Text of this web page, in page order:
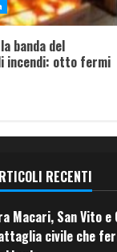
banda del
incendi: otto fermi
RECENTI
Macari, San Vito
civile che